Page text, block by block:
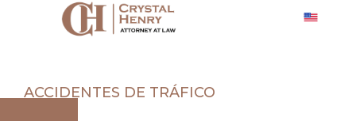
ACCIDENTES DE TRÁFICO